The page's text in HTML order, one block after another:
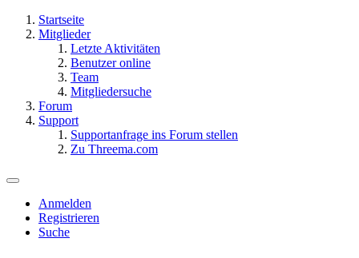
Startseite
Mitglieder
Letzte Aktivitäten
Benutzer online
Team
Mitgliedersuche
Forum
Support
Supportanfrage ins Forum stellen
Zu Threema.com
Anmelden
Registrieren
Suche